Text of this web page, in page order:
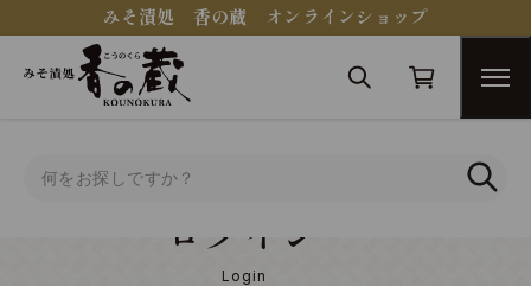
みそ漬処 香の蔵 オンラインショップ
ログイン
Login